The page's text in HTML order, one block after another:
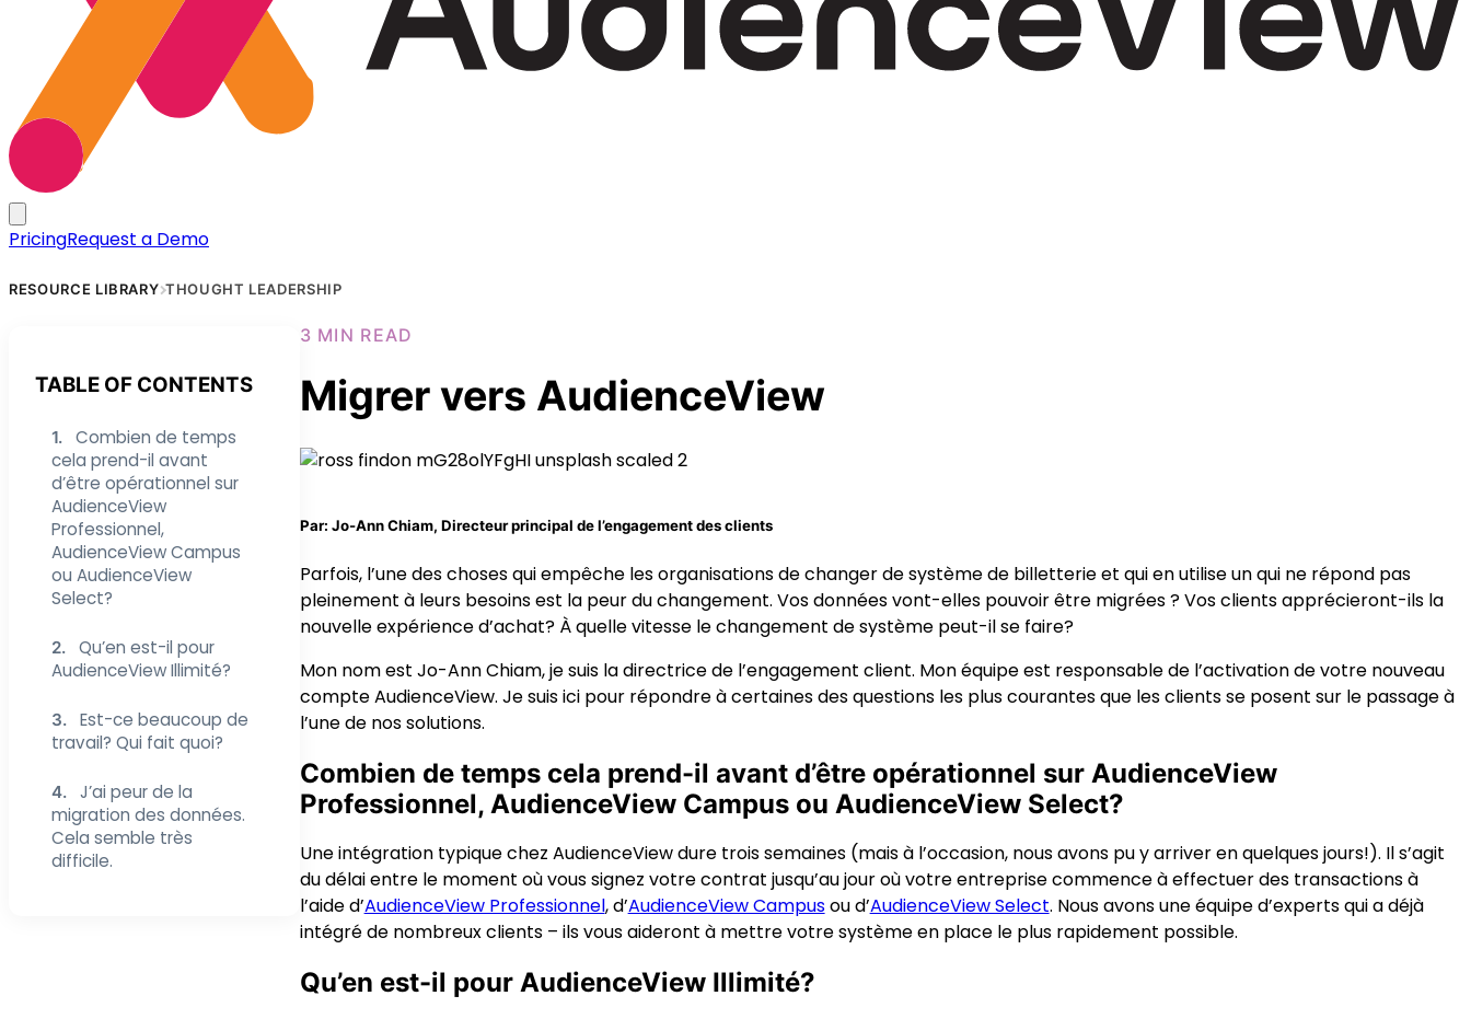
PricingRequest a Demo
RESOURCE LIBRARY THOUGHT LEADERSHIP
TABLE OF CONTENTS
1.
Combien de temps
cela prend-il avant
d’être opérationnel sur
AudienceView
Professionnel,
AudienceView Campus
ou AudienceView
Select?
2.
Qu’en est-il pour
AudienceView Illimité?
3.
Est-ce beaucoup de
travail? Qui fait quoi?
4.
J’ai peur de la
migration des données.
Cela semble très
difficile.
3 MIN READ
Migrer vers AudienceView
Par: Jo-Ann Chiam, Directeur principal de l’engagement des clients
Parfois, l’une des choses qui empêche les organisations de changer de système de billetterie et qui en utilise un qui ne répond pas
pleinement à leurs besoins est la peur du changement. Vos données vont-elles pouvoir être migrées ? Vos clients apprécieront-ils la
nouvelle expérience d’achat? À quelle vitesse le changement de système peut-il se faire?
Mon nom est Jo-Ann Chiam, je suis la directrice de l’engagement client. Mon équipe est responsable de l’activation de votre nouveau
compte AudienceView. Je suis ici pour répondre à certaines des questions les plus courantes que les clients se posent sur le passage à
l’une de nos solutions.
Combien de temps cela prend-il avant d’être opérationnel sur AudienceView
Professionnel, AudienceView Campus ou AudienceView Select?
Une intégration typique chez AudienceView dure trois semaines (mais à l’occasion, nous avons pu y arriver en quelques jours!). Il s’agit
du délai entre le moment où vous signez votre contrat jusqu’au jour où votre entreprise commence à effectuer des transactions à
l’aide d’AudienceView Professionnel, d’AudienceView Campusou d’AudienceView Select. Nous avons une équipe d’experts qui a déjà
intégré de nombreux clients – ils vous aideront à mettre votre système en place le plus rapidement possible.
Qu’en est-il pour AudienceView Illimité?